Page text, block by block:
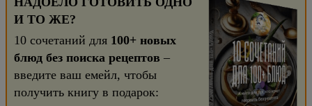
И ТО ЖЕ?
10 сочетаний для 100+ новых
блюд без поиска рецептов –
введите ваш емейл, чтобы
получить книгу в подарок: